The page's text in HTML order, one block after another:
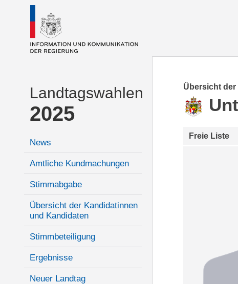
Landtagswahlen
2025
News
Amtliche Kundmachungen
Stimmabgabe
Übersicht der Kandidatinnen
und Kandidaten
Stimmbeteiligung
Ergebnisse
Neuer Landtag
Übersicht
Freie Liste